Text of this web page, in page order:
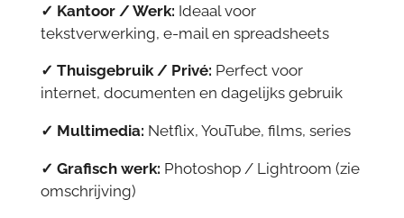
✓ Kantoor / Werk: Ideaal voor
tekstverwerking, e-mail en spreadsheets
✓ Thuisgebruik / Privé: Perfect voor
internet, documenten en dagelijks gebruik
✓ Multimedia: Netflix, YouTube, films, series
✓ Grafisch werk: Photoshop / Lightroom (zie
omschrijving)